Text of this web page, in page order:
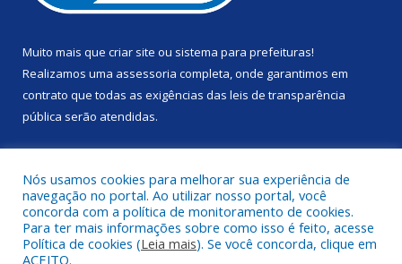
Muito mais que criar site ou sistema para prefeituras!
Realizamos uma assessoria completa, onde garantimos em
contrato que todas as exigências das leis de transparência
pública serão atendidas.
Todos os direitos reservados a Prefeitura Municipal de Anapu.
Nós usamos cookies para melhorar sua experiência de
navegação no portal. Ao utilizar nosso portal, você
concorda com a política de monitoramento de cookies.
Para ter mais informações sobre como isso é feito, acesse
Política de cookies (Leia mais). Se você concorda, clique em
ACEITO.